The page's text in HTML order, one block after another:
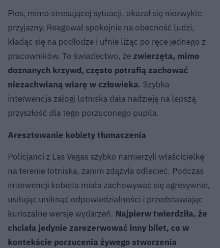
Pies, mimo stresującej sytuacji, okazał się niezwykle
przyjazny. Reagował spokojnie na obecność ludzi,
kładąc się na podłodze i ufnie liżąc po ręce jednego z
pracowników. To świadectwo, że zwierzęta, mimo
doznanych krzywd, często potrafią zachować
niezachwianą wiarę w człowieka. Szybka
interwencja załogi lotniska dała nadzieję na lepszą
przyszłość dla tego porzuconego pupila.
Aresztowanie kobiety tłumaczenia
Policjanci z Las Vegas szybko namierzyli właścicielkę
na terenie lotniska, zanim zdążyła odlecieć. Podczas
interwencji kobieta miała zachowywać się agresywnie,
usiłując uniknąć odpowiedzialności i przedstawiając
kuriozalne wersje wydarzeń. Najpierw twierdziła, że
chciała jedynie zarezerwować inny bilet, co w
kontekście porzucenia żywego stworzenia